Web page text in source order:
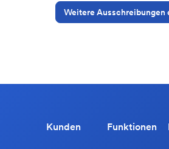
Weitere Ausschreibungen
Kunden Funktionen